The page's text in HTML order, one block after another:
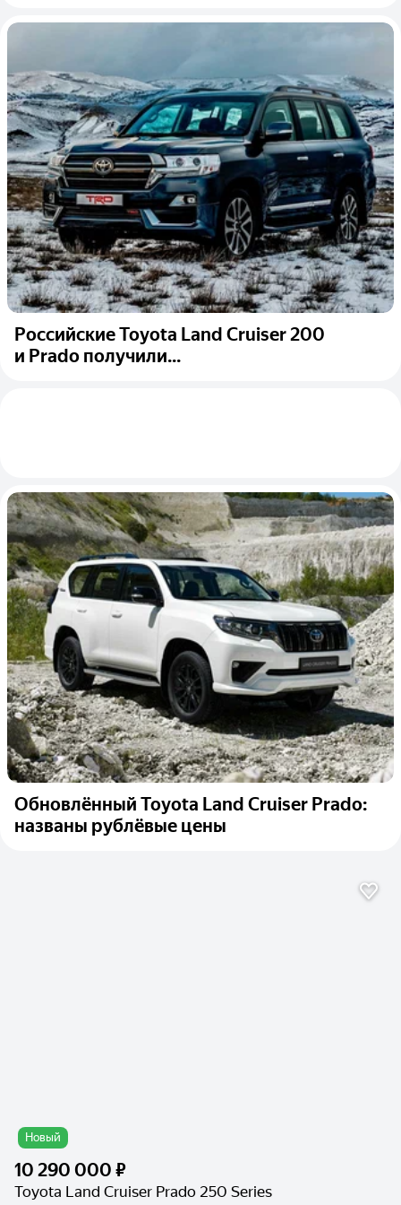
Российские Toyota Land Cruiser 200
и Prado получили...
Обновлённый Toyota Land Cruiser Prado:
названы рублёвые цены
Новый
10 290 000 ₽
Toyota Land Cruiser Prado 250 Series